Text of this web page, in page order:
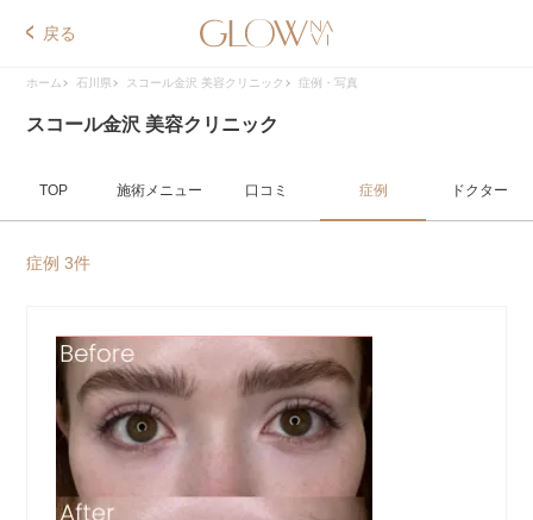
戻る
ホーム 石川県 スコール金沢 美容クリニック 症例・写真
スコール金沢 美容クリニック
TOP 施術メニュー 口コミ 症例 ドクター
症例 3件